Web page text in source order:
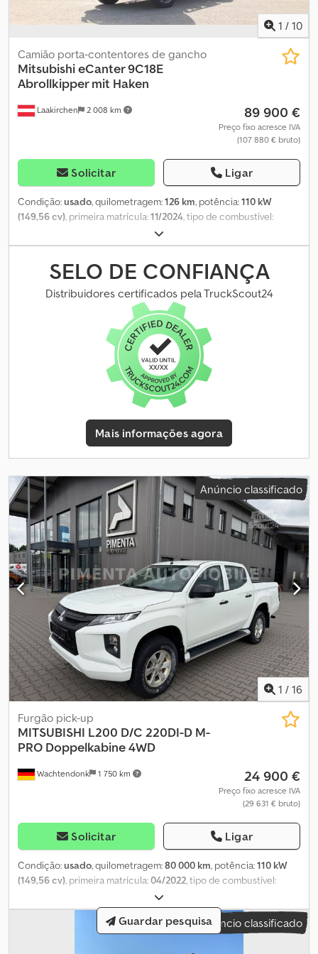
Teremos todo o prazer em elaborar uma proposta. * Sem
responsabilidade por erros de impressão e de escrita * Erros e
1 / 10
Laakirchen 2 008 km
Camião porta-contentores de gancho
MitsubishieCanter 9C18E
Abrollkipper mit Haken
89 900 €
Preço fixo acresce IVA
(107 880 € bruto)
Solicitar Ligar
Condição:usado, quilometragem:126 km, potência:110 kW
(149,56 cv), primeira matrícula:11/2024, tipo de combustível:
, peso máximo de carga:5 000 kg
distância entre eixos:3 400 mm, cor:azul, cabina do condutor:
cabina diurna
, tipo de engrenagem: outro, classe de emissão:
, suspensão:outro , Ano de fabrico:2024, Esta oferta não é
vinculativa. Reservamo-nos o direito a erros e venda intermédia.
Em caso de indicação de moeda estrangeira, será aplicado o
câmbio do dia. É válida a moeda do local do veículo. Fórmula de
rodas: 4x2, cabina simples, carga útil de 4-5 t, Peso bruto a partir
de 6 t, distância entre eixos de 3400 mm, retrovisores aquecidos,
aviso de marcha-atrás, airbag do condutor, inclui câmara de
marcha-atrás. Djdpfxjzrimzs Aa Dswa
SELO DE CONFIANÇA
Distribuidores certificados pela TruckScout24
Mais informações agora
Anúncio classificado
1 / 16
Wachtendonk 1 750 km
Furgão pick-up
MITSUBISHI L200 D/C 220DI-D M-
PRO Doppelkabine 4WD
24 900 €
Preço fixo acresce IVA
(29 631 € bruto)
Solicitar Ligar
Condição:usado, quilometragem:80 000 km, potência:110 kW
(149,56 cv), primeira matrícula:04/2022, tipo de combustível:
branco
mecânico, classe de emissão:Euro 6, número de lugares:5, Ano
, Equipamento:ABS, ar condicionado, fecho
Anúncio classificado
Guardar pesquisa